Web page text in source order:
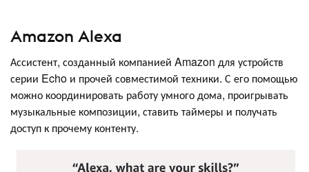
Amazon Alexa
Ассистент, созданный компанией Amazon для устройств
серии Echo и прочей совместимой техники. С его помощью
можно координировать работу умного дома, проигрывать
музыкальные композиции, ставить таймеры и получать
доступ к прочему контенту.